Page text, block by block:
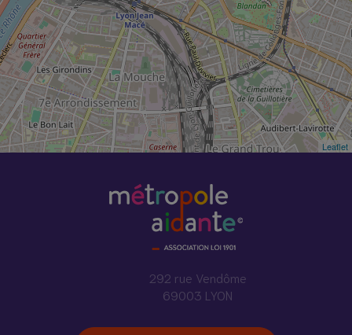
Leaflet
292 rue Vendôme
69003 LYON